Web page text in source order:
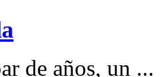
de años, un ...